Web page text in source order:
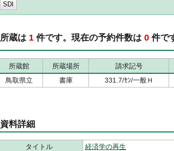
SDI
所蔵は 1 件です。現在の予約件数は 0 件で
所蔵館 所蔵場所 請求記号
鳥取県立
書庫 331.7/ｾﾝ/一般Ｈ
資料詳細
タイトル
経済学の再生